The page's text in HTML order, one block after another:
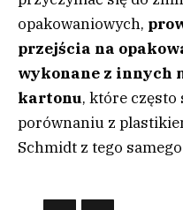
opakowaniowych,
przejścia na
wykonane z innych
kartonu, które często
porównaniu z
Schmidt z tego